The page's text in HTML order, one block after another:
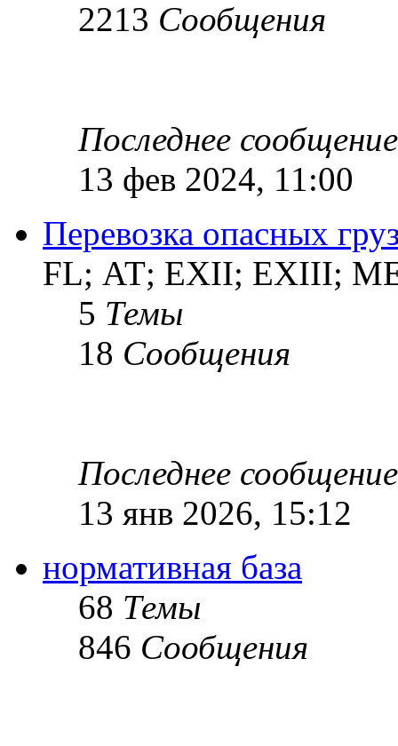
2213 Сообщения
Последнее сообщение
13 фев 2024, 11:00
Перевозка опасных
FL; АТ; EXII; EXIII;
5 Темы
18 Сообщения
Последнее сообщение
13 янв 2026, 15:12
нормативная база
68 Темы
846 Сообщения